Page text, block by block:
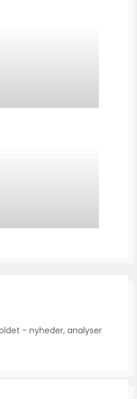
- nyheder, analyser